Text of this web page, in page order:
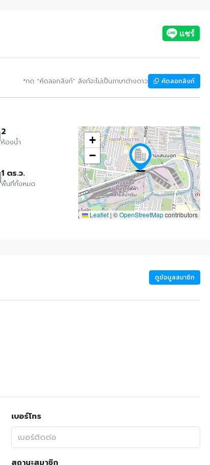
*กด "คัดลอกลิงก์" ลิงก์จะไม่เป็นภาษาต่างดาว คัดลอกลิงก์
2
ห้องน้ำ
1 ตร.ว.
พื้นที่ทั้งหมด
+
−
Leaflet | ©OpenStreetMapcontributors
ดูข้อมูลสมาชิก
เบอร์โทร
สถานะสมาชิก